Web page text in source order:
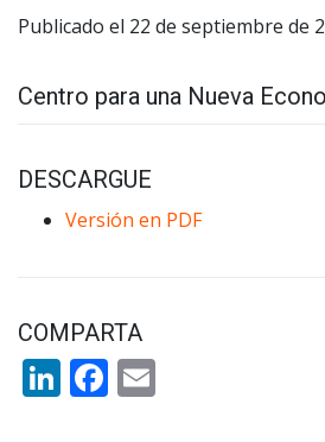
Publicado el 22 de septiembre de
Centro para una Nueva
DESCARGUE
Versión en PDF
COMPARTA
LinkedIn
Facebook